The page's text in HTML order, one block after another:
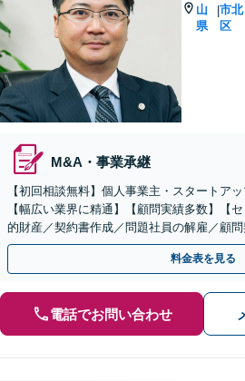
山
県
|市北
区
M&A・事業承継
【初回相談無料】個人事業主・スタートア
【幅広い業界に精通】【顧問実績多数】【
的財産／契約書作成／問題社員の解雇／顧
営をサポートします【土日祝・夜間対応】
料金表を見る
電話でお問い合わせ